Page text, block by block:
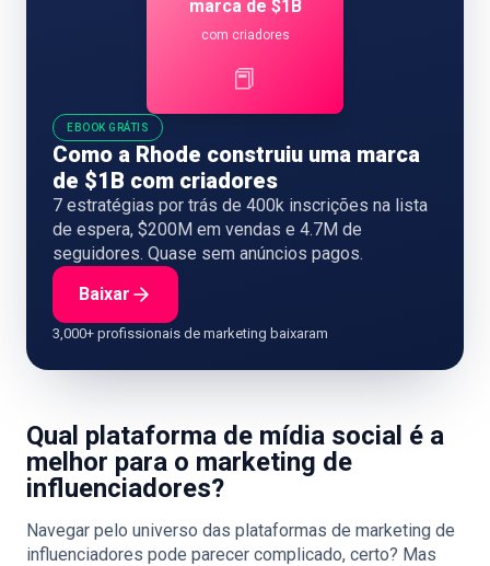
marca de $1B
com criadores
📕
EBOOK GRÁTIS
Como a Rhode construiu uma marca
de $1B com criadores
7 estratégias por trás de 400k inscrições na lista
de espera, $200M em vendas e 4.7M de
seguidores. Quase sem anúncios pagos.
Baixar
3,000+ profissionais de marketing baixaram
Qual plataforma de mídia social é a
melhor para o marketing de
influenciadores?
Navegar pelo universo das plataformas de marketing de
influenciadores pode parecer complicado, certo? Mas